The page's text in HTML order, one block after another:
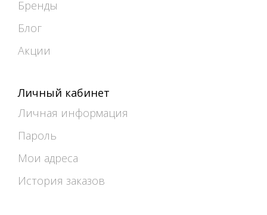
Бренды
Блог
Акции
Личный кабинет
Личная информация
Пароль
Мои адреса
История заказов